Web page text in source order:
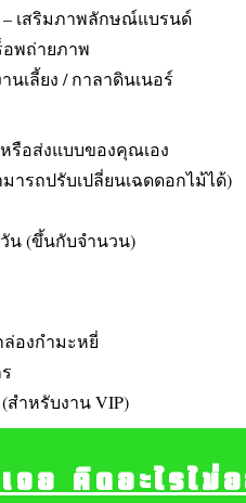
– เสริมภาพลักษณ์แบรนด์
อพถ่ายภาพ
นเลี้ยง / กาลาดินเนอร์
รือส่งแบบของคุณเอง
ารถปรับเปลี่ยนเฉดดอกไม้ได้)
วัน (ขึ้นกับจำนวน)
ล่องกำมะหยี่
ำหรับงาน VIP)
จอ คิดอะไรไ